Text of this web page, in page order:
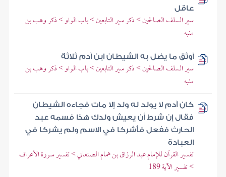
عاقل
سير السلف الصالحين > ذكر سير التابعين > باب الواو > ذكر وهب بن
منبه
أوثق ما يضل به الشيطان ابن آدم ثلاثة
سير السلف الصالحين > ذكر سير التابعين > باب الواو > ذكر وهب بن
منبه
كان آدم لا يولد له ولد إلا مات فجاءه الشيطان
فقال إن شرط أن يعيش ولدك هذا فسمه عبد
الحارث ففعل فأشركا في الاسم ولم يشركا في
العبادة
تفسير القرآن للإمام عبد الرزاق بن همام الصنعاني > تفسير سورة الأعراف
> تفسير الآية 189